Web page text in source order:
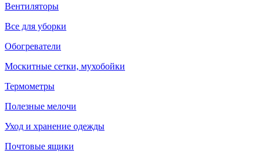
Вентиляторы
Все для уборки
Обогреватели
Москитные сетки, мухобойки
Термометры
Полезные мелочи
Уход и хранение одежды
Почтовые ящики